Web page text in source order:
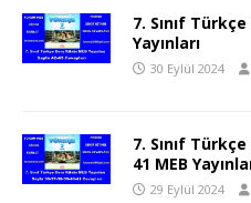
7. Sınıf
Yayınları
30 Eylül 2024
7. Sınıf
41 MEB
29 Eylül 2024